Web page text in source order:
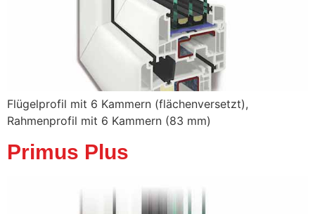
Flügelprofil mit 6 Kammern (flächenversetzt),
Rahmenprofil mit 6 Kammern (83 mm)
Primus Plus